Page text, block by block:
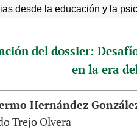
desde la educación y la